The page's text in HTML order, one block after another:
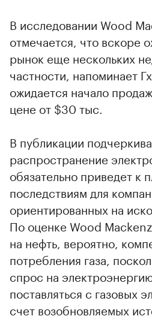
В исследовании Wood
отмечается, что вскоре
рынок еще нескольких
частности, напоминает
ожидается начало
цене от $30 тыс.
В публикации
распространение
обязательно приведет к
последствиям для
ориентированных на
По оценке Wood
на нефть, вероятно,
потребления газа,
спрос на
поставляться с газовых
счет возобновляемых